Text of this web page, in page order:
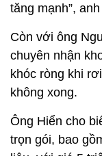
tăng mạnh”,
Còn với ông
chuyên nhận
khóc ròng khi
không xong.
Ông Hiển cho
trọn gói, bao